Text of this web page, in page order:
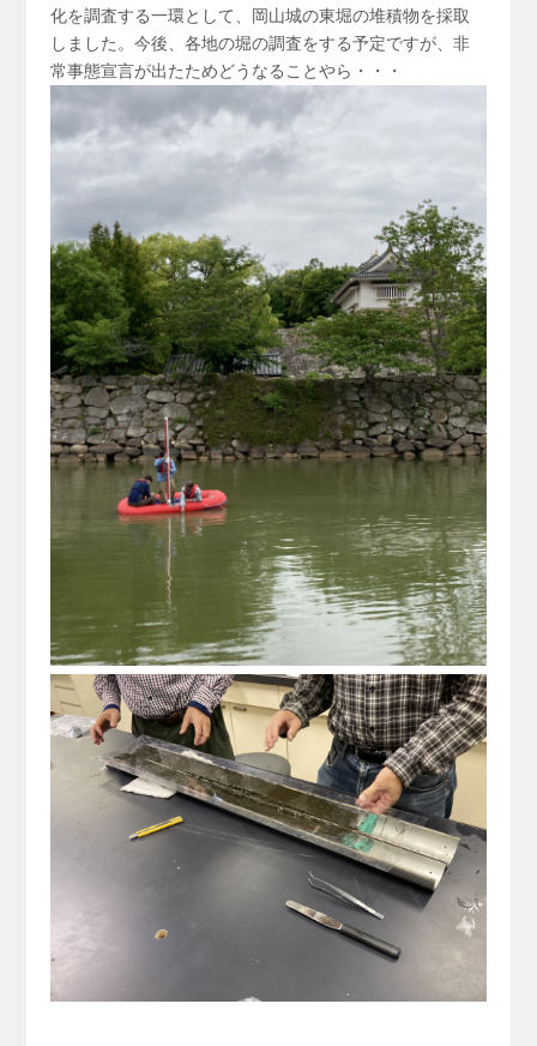
化を調査する一環として、岡山城の東堀の堆積物を採取
しました。今後、各地の堀の調査をする予定ですが、非
常事態宣言が出たためどうなることやら・・・